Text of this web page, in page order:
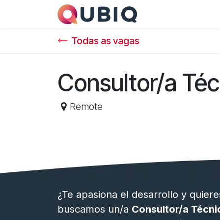
Pular para o conteúdo
Todas as vagas
Consultor/a
Remote
¿Te apasiona el desarrollo y
buscamos un/a Consultor/a